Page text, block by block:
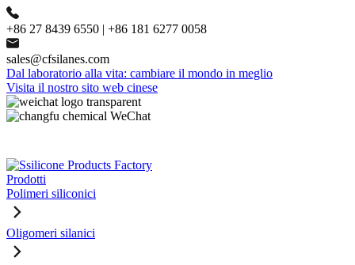
+86 27 8439 6550 | +86 181 6277 0058
sales@cfsilanes.com
Dal laboratorio alla vita: cambiare il mondo in meglio
Visita il nostro sito web cinese
Prodotti
Polimeri siliconici
Oligomeri silanici